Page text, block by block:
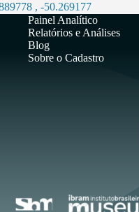
, -50.269177
Painel Analítico
Relatórios e Análises
Blog
Sobre o Cadastro